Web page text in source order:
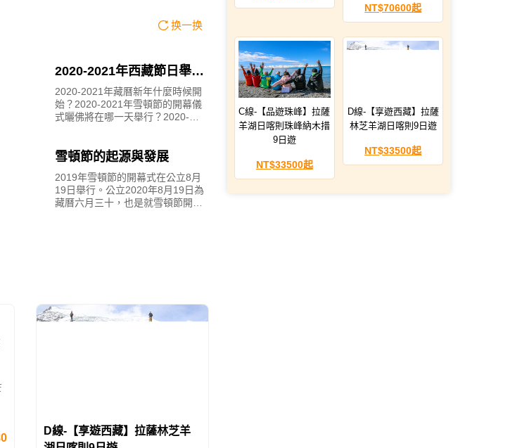
换一换
2020-2021年西藏節日舉辦
時間
2020-2021年藏曆新年什麼時候開
始？2020-2021年雪頓節的開幕儀
式曬佛將在哪一天舉行？2020-
會西藏文化的最佳時間。本文為大
雪頓節的起源與發展
2019年雪頓節的開幕式在公立8月
19日舉行。公立2020年8月19日為
NT$70600起
C線-【品遊珠峰】拉薩
羊湖日喀則珠峰納木措
9日遊
NT$33500起
D線-【享遊西藏】拉薩
林芝羊湖日喀則9日遊
NT$33500起